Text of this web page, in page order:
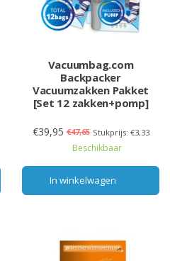
Vacuumbag.com
Backpacker
Vacuumzakken Pakket
[Set 12 zakken+pomp]
€39,95 €47,65 Stukprijs: €3,33
Beschikbaar
In winkelwagen